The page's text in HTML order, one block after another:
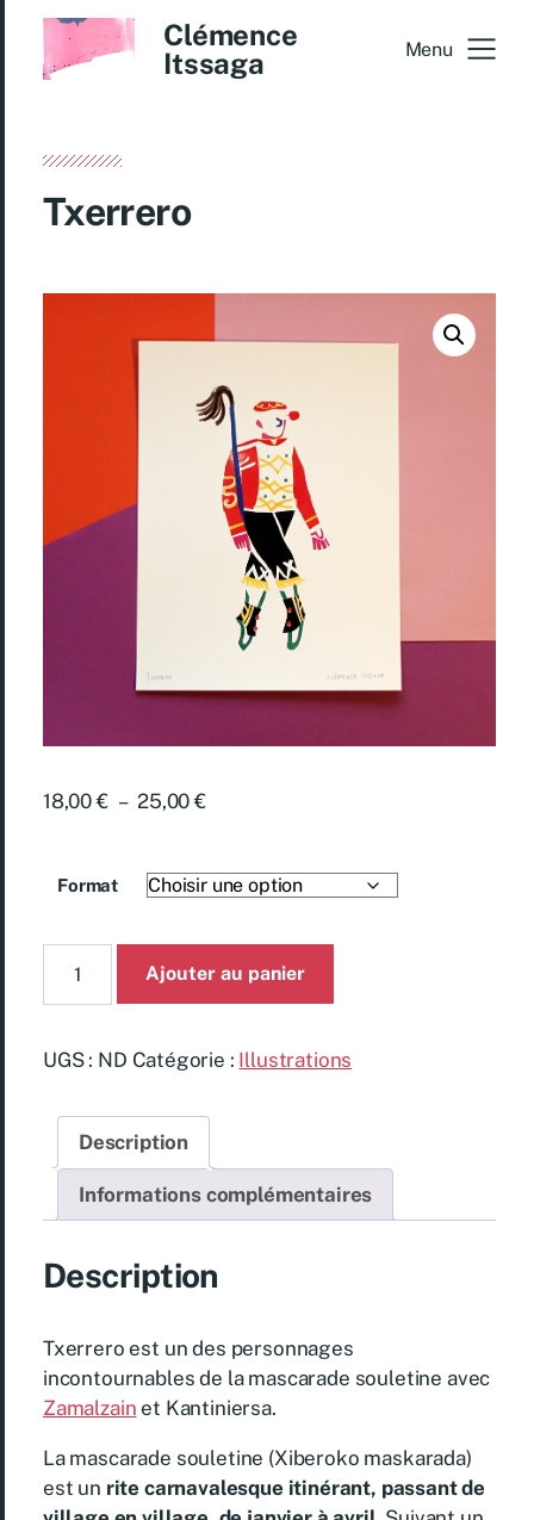
Clémence
Itssaga
Menu
Txerrero
18,00€ – 25,00€
Format
Ajouter au panier
UGS : ND Catégorie : Illustrations
Description
Informations complémentaires
Description
Txerrero est un des personnages
incontournables de la mascarade souletine avec
Zamalzain et Kantiniersa.
La mascarade souletine (Xiberoko maskarada)
est un rite carnavalesque itinérant, passant de